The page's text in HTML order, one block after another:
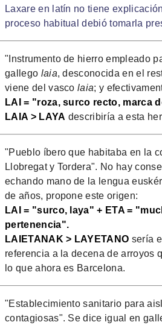
Laxare en latín no tiene
proceso habitual debió tomarla
"Instrumento de hierro empleado
gallego laia, desconocida en el
viene del vascolaia; y
LAI = "roza, surco recto, marca
LAIA > LAYA describiría a esta
"Pueblo íbero que habitaba en la
Llobregat y Tordera". No hay
echando mano de la lengua
de años, propone este origen:
LAI = "surco, laya" + ETA =
pertenencia".
LAIETANAK > LAYETANO sería
referencia a la decena de arroyos
lo que ahora es Barcelona.
"Establecimiento sanitario para
contagiosas". Se dice igual en